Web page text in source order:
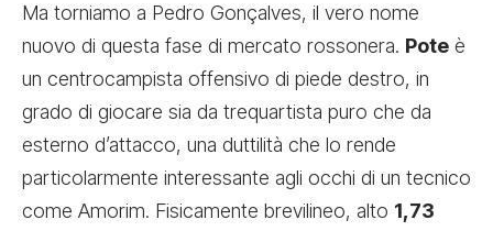
Ma torniamo a Pedro Gonçalves, il vero nome
nuovo di questa fase di mercato rossonera. Pote è
un centrocampista offensivo di piede destro, in
grado di giocare sia da trequartista puro che da
esterno d’attacco, una duttilità che lo rende
particolarmente interessante agli occhi di un tecnico
come Amorim. Fisicamente brevilineo, alto 1,73